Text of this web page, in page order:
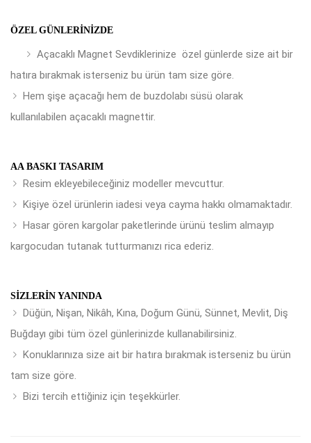
ÖZEL GÜNLERINIZDE
Açacaklı Magnet Sevdiklerinize özel günlerde size ait bir
hatıra bırakmak isterseniz bu ürün tam size göre.
Hem şişe açacağı hem de buzdolabı süsü olarak
kullanılabilen açacaklı magnettir.
AA BASKI TASARIM
Resim ekleyebileceğiniz modeller mevcuttur.
Kişiye özel ürünlerin iadesi veya cayma hakkı olmamaktadır.
Hasar gören kargolar paketlerinde ürünü teslim almayıp
kargocudan tutanak tutturmanızı rica ederiz.
SIZLERIN YANINDA
Düğün, Nişan, Nikâh, Kına, Doğum Günü, Sünnet, Mevlit, Diş
Buğdayı gibi tüm özel günlerinizde kullanabilirsiniz.
Konuklarınıza size ait bir hatıra bırakmak isterseniz bu ürün
tam size göre.
Bizi tercih ettiğiniz için teşekkürler.